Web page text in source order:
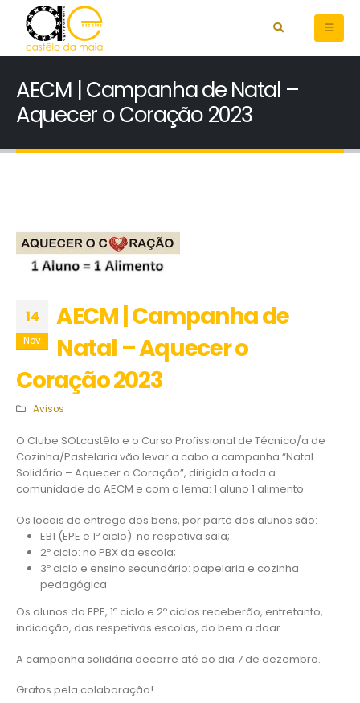
AECM | Campanha de Natal –
Aquecer o Coração 2023
14
Nov
AECM | Campanha de
Natal – Aquecer o
Coração 2023
Avisos
O Clube SOLcastêlo e o Curso Profissional de Técnico/a de
Cozinha/Pastelaria vão levar a cabo a campanha “Natal
Solidário – Aquecer o Coração”, dirigida a toda a
comunidade do AECM e com o lema: 1 aluno 1 alimento.
Os locais de entrega dos bens, por parte dos alunos são:
EB1 (EPE e 1º ciclo): na respetiva sala;
2º ciclo: no PBX da escola;
3º ciclo e ensino secundário: papelaria e cozinha
pedagógica
Os alunos da EPE, 1º ciclo e 2º ciclos receberão, entretanto,
indicação, das respetivas escolas, do bem a doar.
A campanha solidária decorre até ao dia 7 de dezembro.
Gratos pela colaboração!